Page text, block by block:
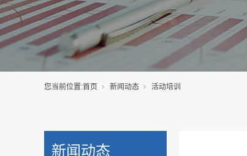
您当前位置:首页 新闻动态 活动培训
新闻动态